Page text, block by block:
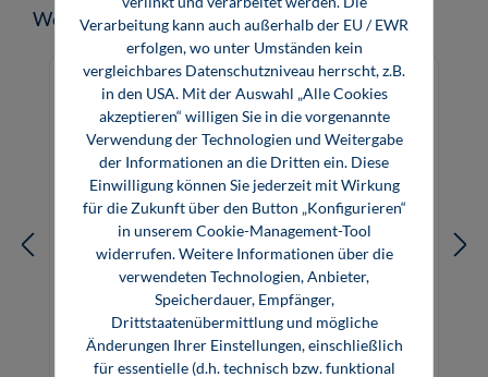
Produktgalerie überspringen
Weitere Medien zum Thema
Smart Materials
Verarbeitung kann auch außerhalb der EU / EWR
erfolgen, wo unter Umständen kein
vergleichbares Datenschutzniveau herrscht, z.B.
in den USA. Mit der Auswahl „Alle Cookies
akzeptieren“ willigen Sie in die vorgenannte
Verwendung der Technologien und Weitergabe
der Informationen an die Dritten ein. Diese
Einwilligung können Sie jederzeit mit Wirkung
für die Zukunft über den Button „Konfigurieren“
in unserem Cookie-Management-Tool
widerrufen. Weitere Informationen über die
verwendeten Technologien, Anbieter,
Speicherdauer, Empfänger,
Drittstaatenübermittlung und mögliche
Änderungen Ihrer Einstellungen, einschließlich
für essentielle (d.h. technisch bzw. funktional